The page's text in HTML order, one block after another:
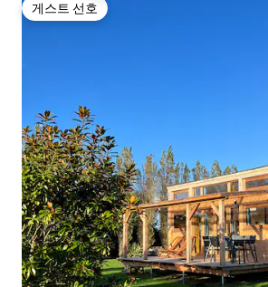
게스트 선호
게스트 선호